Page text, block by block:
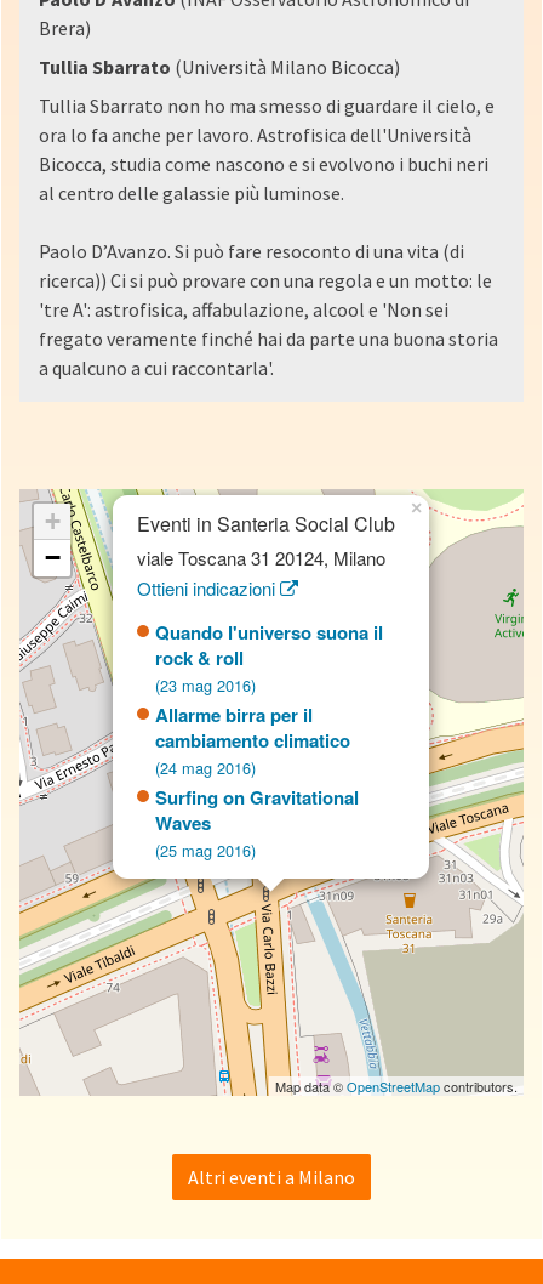
Brera)
Tullia Sbarrato (Università Milano Bicocca)
Tullia Sbarrato non ho ma smesso di guardare il cielo, e
ora lo fa anche per lavoro. Astrofisica dell'Università
Bicocca, studia come nascono e si evolvono i buchi neri
al centro delle galassie più luminose.
Paolo D’Avanzo. Si può fare resoconto di una vita (di
ricerca)) Ci si può provare con una regola e un motto: le
'tre A': astrofisica, affabulazione, alcool e 'Non sei
fregato veramente finché hai da parte una buona storia
a qualcuno a cui raccontarla'.
Eventi in Santeria Social Club
viale Toscana 31 20124, Milano
Ottieni indicazioni
Quando l'universo suona il
rock & roll
(23 mag 2016)
Allarme birra per il
cambiamento climatico
(24 mag 2016)
Surfing on Gravitational
Waves
(25 mag 2016)
×
+
−
Map data ©OpenStreetMapcontributors.
Altri eventi a Milano